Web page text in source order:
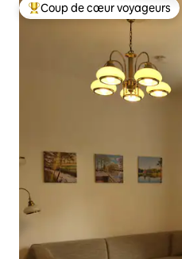
Coups de cœur voyageurs les
Coup de cœur voyageurs